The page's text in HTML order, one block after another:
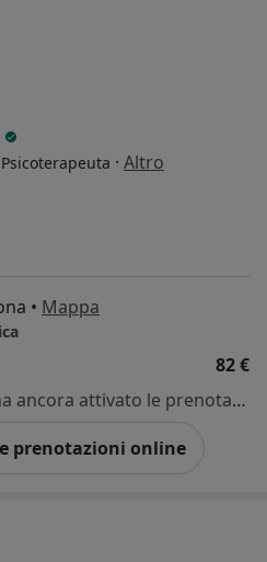
· Altro
• Mappa
82 €
Questo dottore non ha ancora attivato le prenotazioni online presso questo indirizzo.
prenotazioni online